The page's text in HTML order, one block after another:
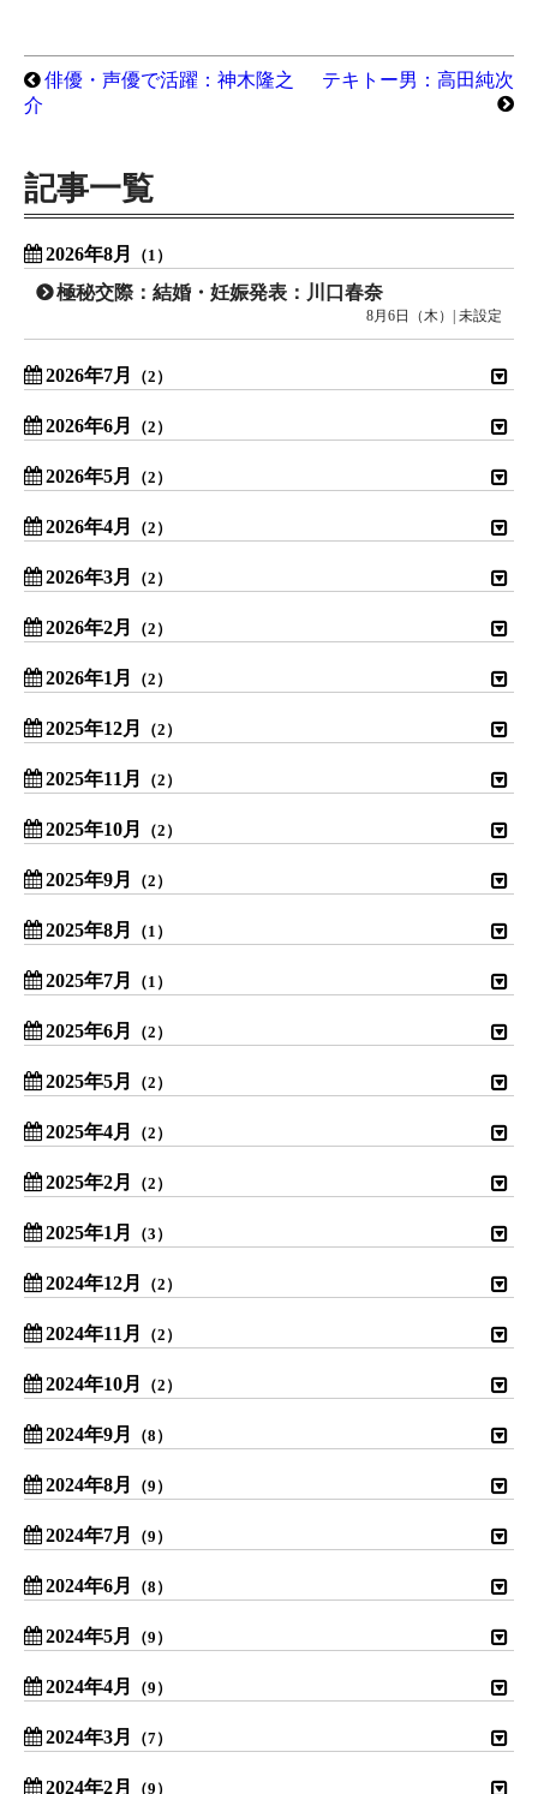
俳優・声優で活躍：神木隆之
介
テキトー男：高田純次
記事一覧
2026年8月 （1）
極秘交際：結婚・妊娠発表：川口春奈
8月6日（木）| 未設定
2026年7月 （2）
2026年6月 （2）
2026年5月 （2）
2026年4月 （2）
2026年3月 （2）
2026年2月 （2）
2026年1月 （2）
2025年12月 （2）
2025年11月 （2）
2025年10月 （2）
2025年9月 （2）
2025年8月 （1）
2025年7月 （1）
2025年6月 （2）
2025年5月 （2）
2025年4月 （2）
2025年2月 （2）
2025年1月 （3）
2024年12月 （2）
2024年11月 （2）
2024年10月 （2）
2024年9月 （8）
2024年8月 （9）
2024年7月 （9）
2024年6月 （8）
2024年5月 （9）
2024年4月 （9）
2024年3月 （7）
2024年2月 （9）